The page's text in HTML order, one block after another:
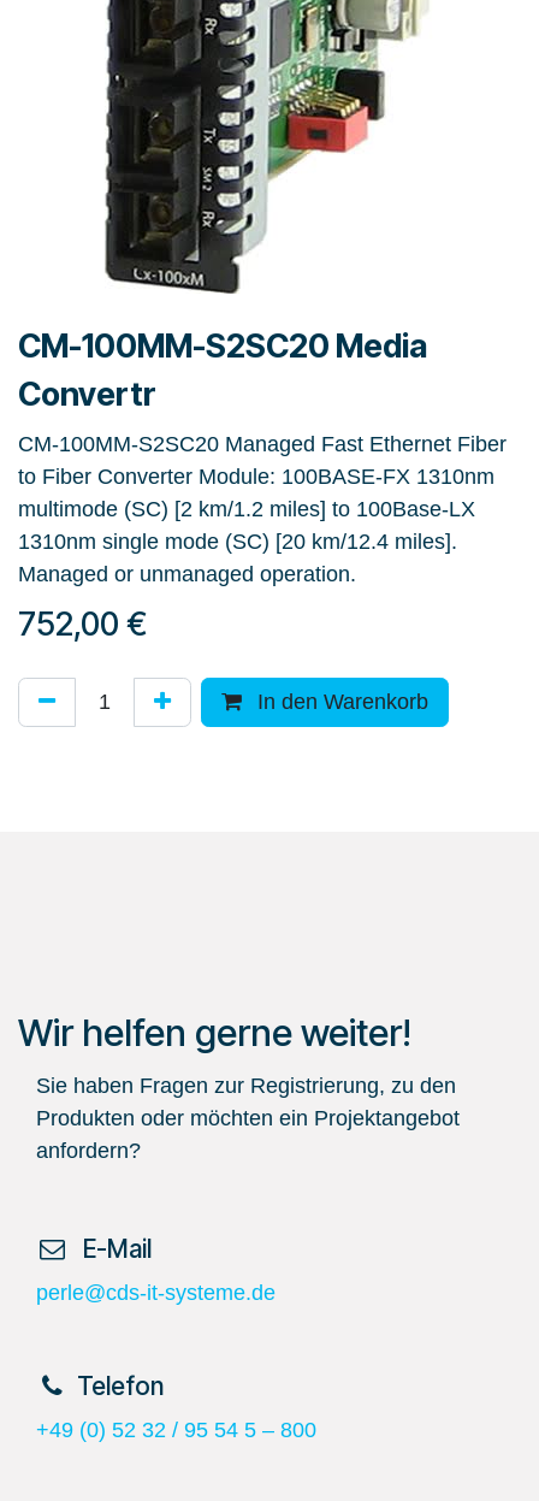
CM-100MM-S2SC20 Media
Convertr
CM-100MM-S2SC20 Managed Fast Ethernet Fiber
to Fiber Converter Module: 100BASE-FX 1310nm
multimode (SC) [2 km/1.2 miles] to 100Base-LX
1310nm single mode (SC) [20 km/12.4 miles].
Managed or unmanaged operation.
752,00 €
In den Warenkorb
Wir helfen gerne weiter!
Sie haben Fragen zur Registrierung, zu den
Produkten oder möchten ein Projektangebot
anfordern?
​ E-Mail
perle@cds-it-systeme.de
​Telefon
+49 (0) 52 32 / 95 54 5 – 800